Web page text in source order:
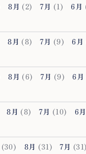
8月 (2) 7月 (1) 6月
8月 (8) 7月 (9) 6月
8月 (6) 7月 (9) 6月
8月 (8) 7月 (10) 6月
(30) 8月 (31) 7月 (31)